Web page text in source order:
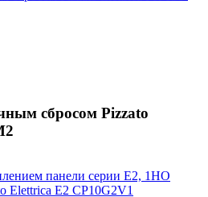
сбросом Pizzato